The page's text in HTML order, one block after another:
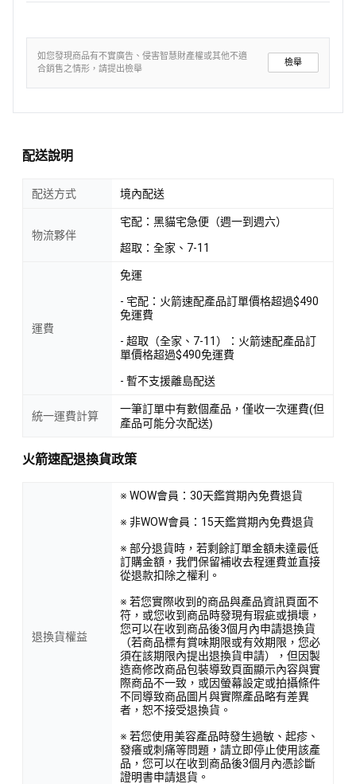
如您發現商品有不實廣告、侵害智慧財產權或其他不適
合銷售之情形，請提出檢舉
檢舉
配送說明
配送方式 境內配送
物流夥伴
宅配：黑貓宅急便（週一到週六）
超取：全家、7-11
運費
免運
- 宅配：火箭速配產品訂單價格超過$490
免運費
- 超取（全家、7-11）：火箭速配產品訂
單價格超過$490免運費
- 暫不支援離島配送
統一運費計算
一筆訂單中有數個產品，僅收一次運費(但
產品可能分次配送)
火箭速配退換貨政策
退換貨權益
※ WOW會員：30天鑑賞期內免費退貨
※ 非WOW會員：15天鑑賞期內免費退貨
※ 部分退貨時，若剩餘訂單金額未達最低
訂購金額，我們保留補收去程運費並直接
從退款扣除之權利。
※ 若您實際收到的商品與產品資訊頁面不
符，或您收到商品時發現有瑕疵或損壞，
您可以在收到商品後3個月內申請退換貨
（若商品標有賞味期限或有效期限，您必
須在該期限內提出退換貨申請），但因製
造商修改商品包裝導致頁面顯示內容與實
際商品不一致，或因螢幕設定或拍攝條件
不同導致商品圖片與實際產品略有差異
者，恕不接受退換貨。
※ 若您使用美容產品時發生過敏、起疹、
發癢或刺痛等問題，請立即停止使用該產
品，您可以在收到商品後3個月內憑診斷
證明書申請退貨。